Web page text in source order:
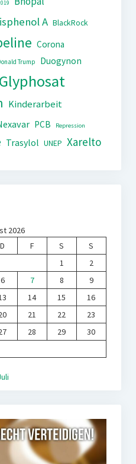
A BlackRock
Corona
Trump
Duogynon
Glyphosat
Kinderarbeit
PCB Repression
Trasylol UNEP Xarelto
2026
D F S
S
1
2
6 7 8
9
14 15
16
21 22
23
28 29
30